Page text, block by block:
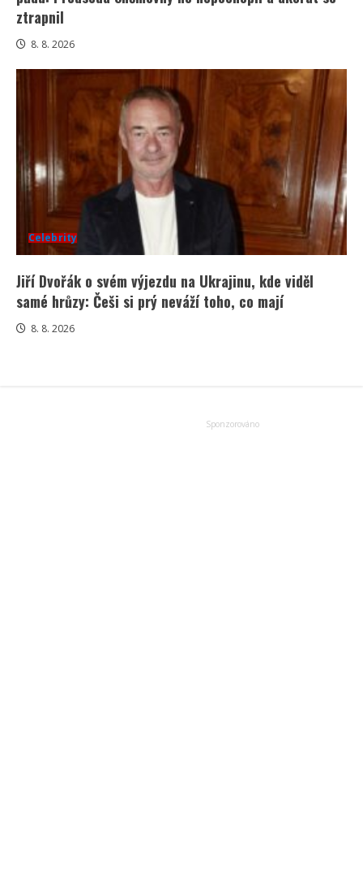
ztrapnil
8. 8. 2026
Celebrity
Jiří Dvořák o svém výjezdu na Ukrajinu, kde viděl
samé hrůzy: Češi si prý neváží toho, co mají
8. 8. 2026